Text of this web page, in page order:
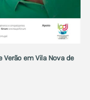
em Vila Nova de